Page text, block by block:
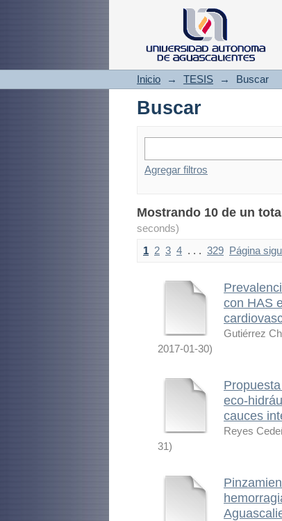
Buscar
Inicio → TESIS → Buscar
Buscar
Agregar filtros
Mostrando 10 de un
seconds)
1 2 3 4 . . . 329 Página
con HAS
Gutiérrez
2017-01-30)
eco-
cauces
Reyes
31)